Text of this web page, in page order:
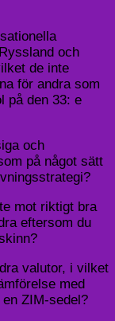
och
de inte
för andra som
på den 33: e
och
på något sätt
mot riktigt bra
eftersom du
valutor, i vilket
med
ZIM-sedel?